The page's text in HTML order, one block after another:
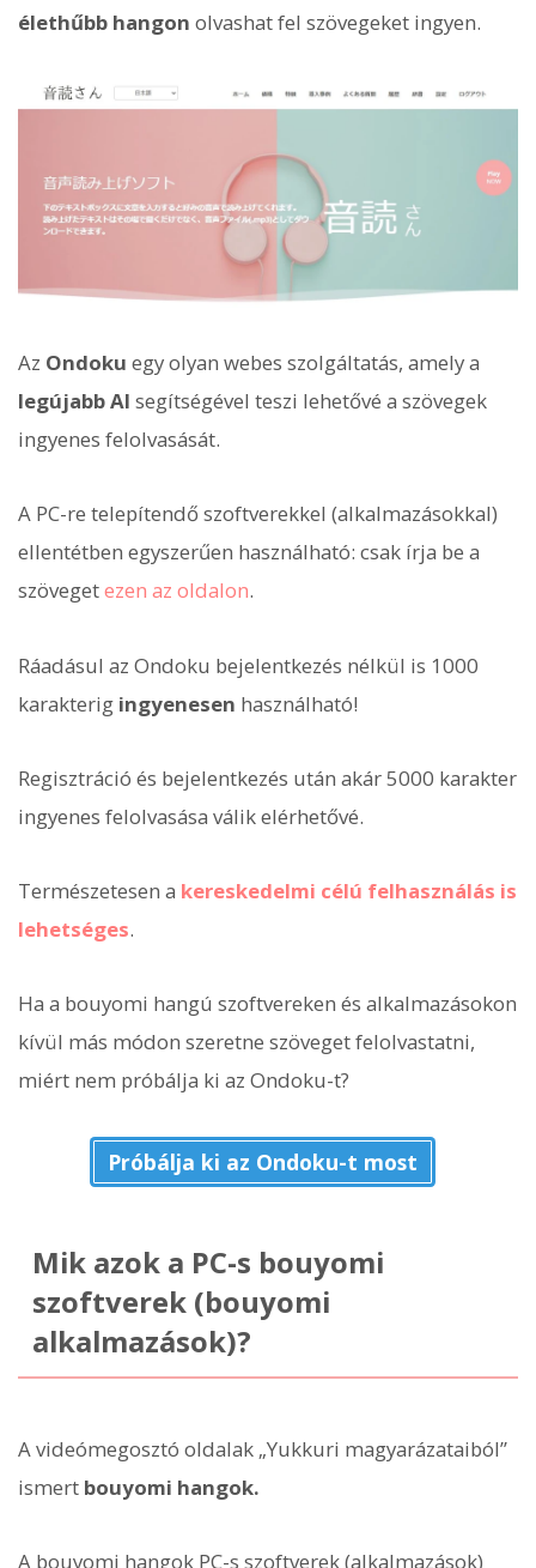
élethűbb hangon olvashat fel szövegeket ingyen.
Az Ondoku egy olyan webes szolgáltatás, amely a
legújabb AI segítségével teszi lehetővé a szövegek
ingyenes felolvasását.
A PC-re telepítendő szoftverekkel (alkalmazásokkal)
ellentétben egyszerűen használható: csak írja be a
szövegetezen az oldalon.
Ráadásul az Ondoku bejelentkezés nélkül is 1000
karakterig ingyenesen használható!
Regisztráció és bejelentkezés után akár 5000 karakter
ingyenes felolvasása válik elérhetővé.
Természetesen a kereskedelmi célú felhasználás is
lehetséges.
Ha a bouyomi hangú szoftvereken és alkalmazásokon
kívül más módon szeretne szöveget felolvastatni,
miért nem próbálja ki az Ondoku-t?
Próbálja ki az Ondoku-t most
Mik azok a PC-s bouyomi
szoftverek (bouyomi
alkalmazások)?
A videómegosztó oldalak „Yukkuri magyarázataiból”
ismert bouyomi hangok.
A bouyomi hangok PC-s szoftverek (alkalmazások)